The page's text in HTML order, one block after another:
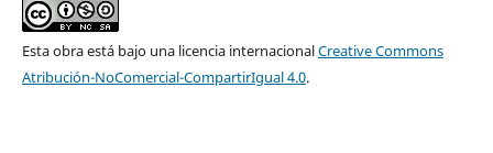
Esta obra está bajo una licencia internacionalCreative Commons
Atribución-NoComercial-CompartirIgual 4.0.